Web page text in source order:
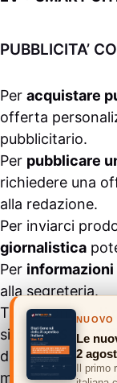
PUBBLICITA’
Per acquistare
offerta
pubblicitario.
Per pubblicare
richiedere una
alla redazione.
Per inviarci
giornalistica
Per informazioni
alla segreteria.
Tutti i contenuti
sito
duplicabili e/o
ma possono
NUOVO
Le
2
Il